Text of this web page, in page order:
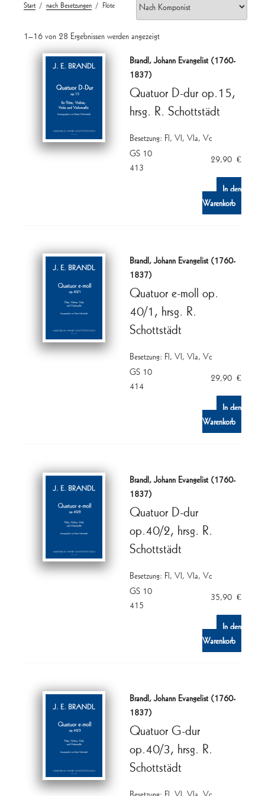
Start / nach Besetzungen / Flöte
1–16 von 28 Ergebnissen werden angezeigt
Brandl, Johann Evangelist (1760-
1837)
Quatuor D-dur op.15,
hrsg. R. Schottstädt
Besetzung: Fl, Vl, Vla, Vc
GS 10
413
29,90 €
In den
Warenkorb
Brandl, Johann Evangelist (1760-
1837)
Quatuor e-moll op.
40/1, hrsg. R.
Schottstädt
Besetzung: Fl, Vl, Vla, Vc
GS 10
414
29,90 €
In den
Warenkorb
Brandl, Johann Evangelist (1760-
1837)
Quatuor D-dur
op.40/2, hrsg. R.
Schottstädt
Besetzung: Fl, Vl, Vla, Vc
GS 10
415
35,90 €
In den
Warenkorb
Brandl, Johann Evangelist (1760-
1837)
Quatuor G-dur
op.40/3, hrsg. R.
Schottstädt